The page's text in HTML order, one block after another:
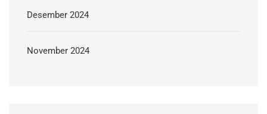
Desember 2024
November 2024